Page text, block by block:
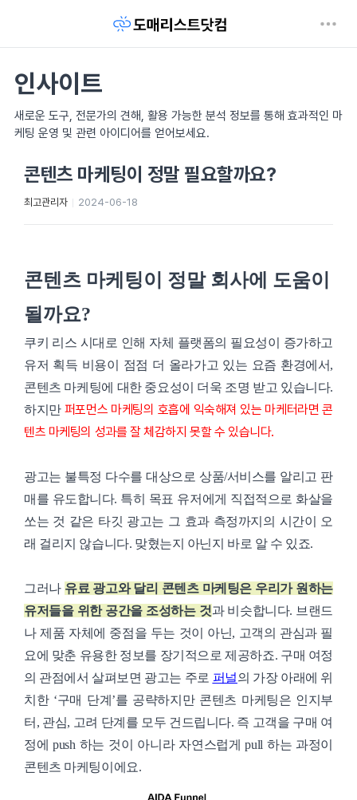
인사이트
새로운 도구, 전문가의 견해, 활용 가능한 분석 정보를 통해 효과적인 마
케팅 운영 및 관련 아이디어를 얻어보세요.
콘텐츠 마케팅이 정말 필요할까요?
최고관리자 2024-06-18
콘텐츠 마케팅이 정말 회사에 도움이
될까요?
쿠키 리스 시대로 인해 자체 플랫폼의 필요성이 증가하고
유저 획득 비용이 점점 더 올라가고 있는 요즘 환경에서,
콘텐츠 마케팅에 대한 중요성이 더욱 조명 받고 있습니다.
하지만 퍼포먼스 마케팅의 호흡에 익숙해져 있는 마케터라면 콘
텐츠 마케팅의 성과를 잘 체감하지 못할 수 있습니다.
광고는 불특정 다수를 대상으로 상품/서비스를 알리고 판
매를 유도합니다. 특히 목표 유저에게 직접적으로 화살을
쏘는 것 같은 타깃 광고는 그 효과 측정까지의 시간이 오
래 걸리지 않습니다. 맞혔는지 아닌지 바로 알 수 있죠.
그러나 유료 광고와 달리 콘텐츠 마케팅은 우리가 원하는
유저들을 위한 공간을 조성하는 것과 비슷합니다. 브랜드
나 제품 자체에 중점을 두는 것이 아닌, 고객의 관심과 필
요에 맞춘 유용한 정보를 장기적으로 제공하죠. 구매 여정
의 관점에서 살펴보면 광고는 주로 퍼널의 가장 아래에 위
치한 ‘구매 단계’를 공략하지만 콘텐츠 마케팅은 인지부
터, 관심, 고려 단계를 모두 건드립니다. 즉 고객을 구매 여
정에 push 하는 것이 아니라 자연스럽게 pull 하는 과정이
콘텐츠 마케팅이에요.